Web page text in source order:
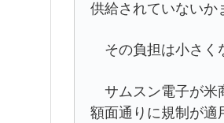
供給されていないか
その負担は小さく
サムスン電子が米
額面通りに規制が適